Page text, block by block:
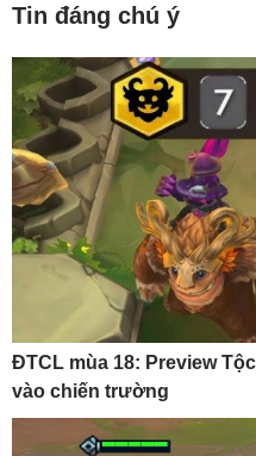
Tin đáng chú ý
ĐTCL mùa 18: Preview
vào chiến trường